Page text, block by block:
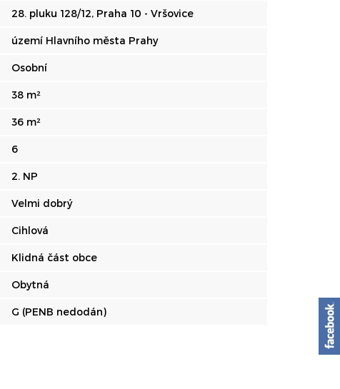
28. pluku 128/12, Praha 10 - Vršovice
území Hlavního města Prahy
Osobní
38 m²
36 m²
6
2. NP
Velmi dobrý
Cihlová
Klidná část obce
Obytná
G (PENB nedodán)